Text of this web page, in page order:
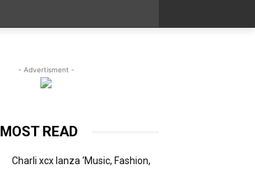
- Advertisment -
MOST READ
Charli xcx lanza ‘Music, Fashion,